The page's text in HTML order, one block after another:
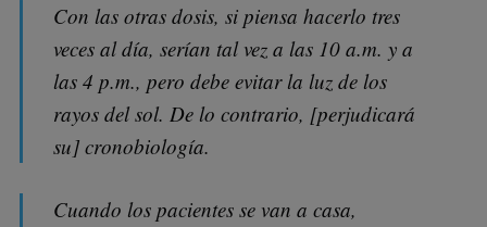
Con las otras dosis, si piensa hacerlo tres
veces al día, serían tal vez a las 10 a.m. y a
las 4 p.m., pero debe evitar la luz de los
rayos del sol. De lo contrario, [perjudicará
su] cronobiología.
Cuando los pacientes se van a casa,